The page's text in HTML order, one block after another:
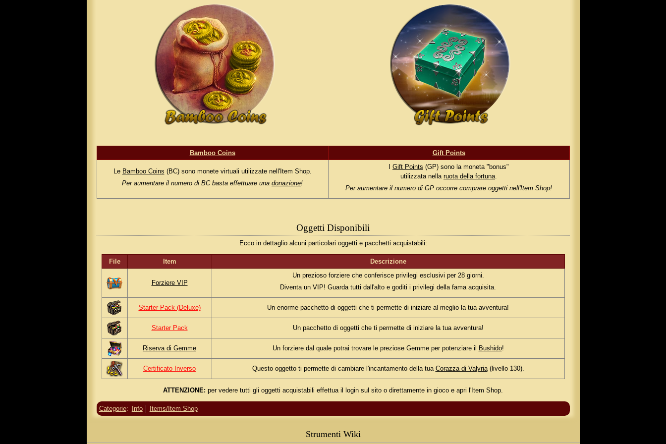
Bamboo Coins Gift Points
Le Bamboo Coins (BC) sono monete virtuali utilizzate nell'Item Shop.
Per aumentare il numero di BC basta effettuare una donazione!
Gift Points (GP) sono la moneta "bonus"
utilizzata nella ruota della fortuna
Per aumentare il numero di GP occorre comprare oggetti nell'Item Shop!
Oggetti Disponibili
Ecco in dettaglio alcuni particolari oggetti e pacchetti acquistabili:
File Item Descrizione
Forziere VIP
Un prezioso forziere che conferisce privilegi esclusivi per 28 giorni.
Diventa un VIP! Guarda tutti dall'alto e goditi i privilegi della fama acquisita.
Starter Pack (Deluxe) Un enorme pacchetto di oggetti che ti permette di iniziare al meglio la tua avventura!
Starter Pack Un pacchetto di oggetti che ti permette di iniziare la tua avventura!
Riserva di Gemme Un forziere dal quale potrai trovare le preziose Gemme per potenziare il Bushido!
Certificato Inverso Questo oggetto ti permette di cambiare l'incantamento della tua Corazza di Valyria(livello 130).
ATTENZIONE: per vedere tutti gli oggetti acquistabili effettua il login sul sito o direttamente in gioco e apri l'Item Shop.
Categorie: Info Items/Item Shop
Strumenti Wiki